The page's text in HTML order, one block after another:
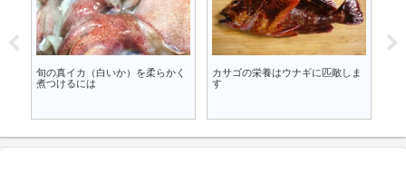
旬の真イカ（白いか）を柔らかく
煮つけるには
カサゴの栄養はウナギに匹敵しま
す